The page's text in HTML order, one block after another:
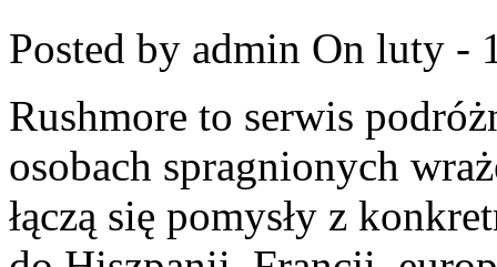
Posted by admin On luty -
Rushmore to serwis
osobach spragnionych
łączą się pomysły z